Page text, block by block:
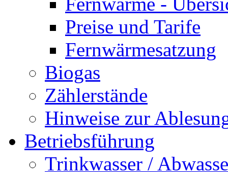
Preise und Tarife
Fernwärmesatzung
Biogas
Zählerstände
Hinweise zur
Betriebsführung
Trinkwasser /